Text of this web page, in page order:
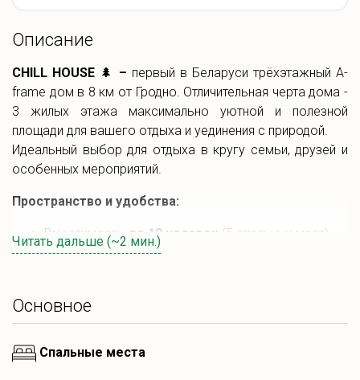
Описание
CHILL HOUSE 🌲 – первый в Беларуси трёхэтажный A-
frame дом в 8 км от Гродно. Отличительная черта дома -
3 жилых этажа максимально уютной и полезной
площади для вашего отдыха и уединения с природой.
Идеальный выбор для отдыха в кругу семьи, друзей и
особенных мероприятий.
Пространство и удобства:
Вместимость до 10 человек (5 спальных мест)
Просторная кухня-гостиная с большим
машина, маленький и большой холодильник с
микроволновая печь, электрочайник, большое
Читать дальше (~2 мин.)
Основное
Спальные места